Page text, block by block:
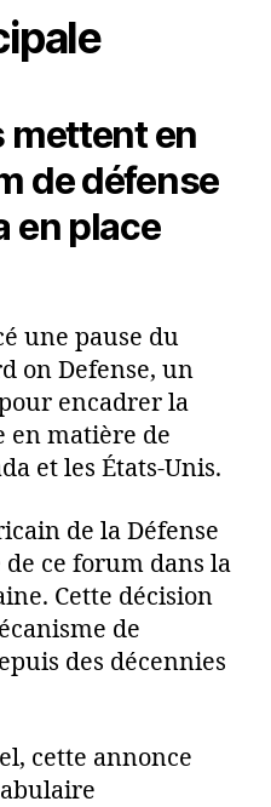
mettent en
de défense
en place
une pause du
on Defense, un
encadrer la
en matière de
et les États-Unis.
de la Défense
ce forum dans la
Cette décision
de
des décennies
cette annonce